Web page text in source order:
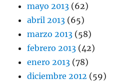
mayo 2013 (62)
abril 2013 (65)
marzo 2013 (58)
febrero 2013 (42)
enero 2013 (78)
diciembre 2012 (59)